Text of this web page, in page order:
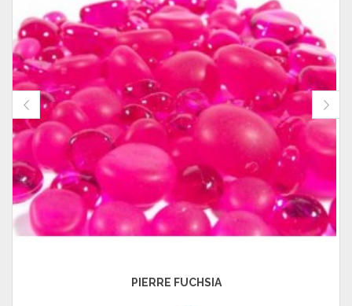
PIERRE FUCHSIA